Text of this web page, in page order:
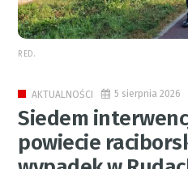
RED.
AKTUALNOŚCI 5 sierpnia 2026
Siedem
powiecie